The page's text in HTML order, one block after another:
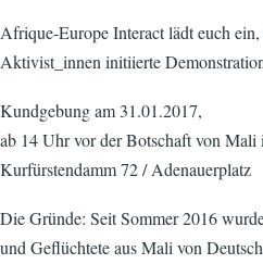
Afrique-Europe Interact lädt euch
Aktivist_innen initiierte
Kundgebung am 31.01.2017,
ab 14 Uhr vor der Botschaft von Mali
Kurfürstendamm 72 / Adenauerplatz
Die Gründe: Seit Sommer 2016
und Geflüchtete aus Mali von